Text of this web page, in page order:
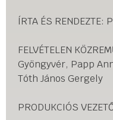
ÍRTA ÉS RENDEZTE:
FELVÉTELEN
Gyöngyvér, Papp
Tóth János Gergely
PRODUKCIÓS